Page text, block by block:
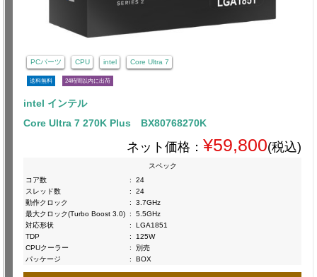
PCパーツ CPU intel Core Ultra 7
送料無料 24時間以内に出荷
intel インテル
Core Ultra 7 270K Plus BX80768270K
ネット価格： ¥59,800(税込)
スペック
コア数
:
24
スレッド数
:
24
動作クロック
:
3.7GHz
最大クロック(Turbo Boost 3.0) :
5.5GHz
対応形状
:
LGA1851
TDP
:
125W
CPUクーラー
:
別売
パッケージ
: BOX